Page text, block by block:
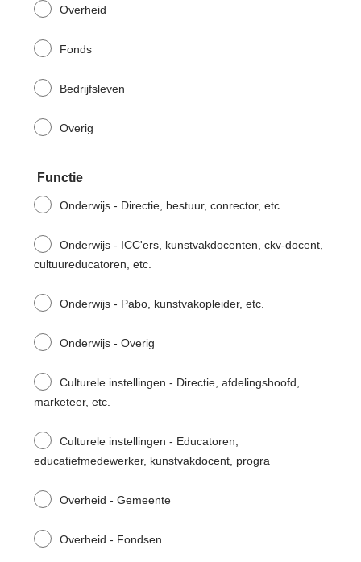
Overheid
Fonds
Bedrijfsleven
Overig
Functie
Onderwijs - Directie, bestuur, conrector, etc
Onderwijs - ICC'ers, kunstvakdocenten, ckv-docent,
cultuureducatoren, etc.
Onderwijs - Pabo, kunstvakopleider, etc.
Onderwijs - Overig
Culturele instellingen - Directie, afdelingshoofd,
marketeer, etc.
Culturele instellingen - Educatoren,
educatiefmedewerker, kunstvakdocent, progra
Overheid - Gemeente
Overheid - Fondsen